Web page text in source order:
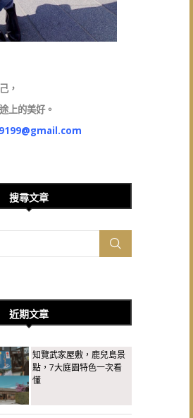
，
上的美好。
搜尋文章
近期文章
知覽武家屋敷，鹿兒島景
點，7大庭園特色一次看
懂